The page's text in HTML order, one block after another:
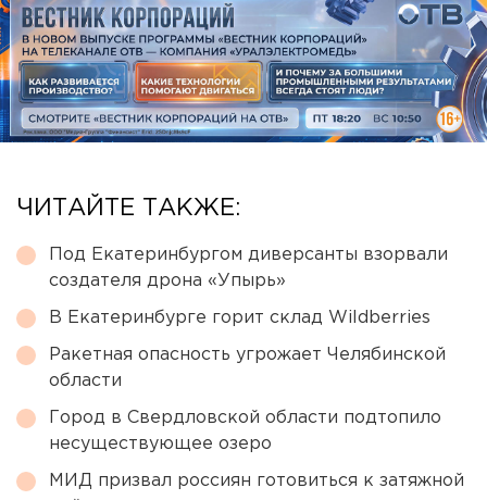
ЧИТАЙТЕ ТАКЖЕ:
Под Екатеринбургом диверсанты взорвали
создателя дрона «Упырь»
В Екатеринбурге горит склад Wildberries
Ракетная опасность угрожает Челябинской
области
Город в Свердловской области подтопило
несуществующее озеро
МИД призвал россиян готовиться к затяжной